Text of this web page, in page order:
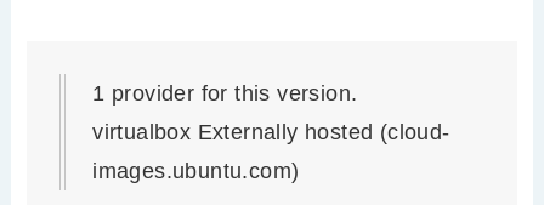
1 provider for this version.
virtualbox Externally hosted (cloud-
images.ubuntu.com)